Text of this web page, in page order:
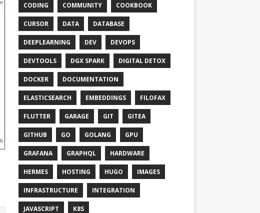
CODING COMMUNITY COOKBOOK
CURSOR DATA DATABASE
DEEPLEARNING DEV DEVOPS
DEVTOOLS DGX SPARK DIGITAL DETOX
DOCKER DOCUMENTATION
ELASTICSEARCH EMBEDDINGS FILOFAX
FLUTTER GARAGE GIT GITEA
GITHUB GO GOLANG GPU
GRAFANA GRAPHQL HARDWARE
HERMES HOSTING HUGO IMAGES
INFRASTRUCTURE INTEGRATION
JAVASCRIPT K8S